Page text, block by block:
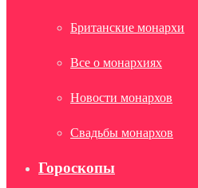
Британские монархи
Все о монархиях
Новости монархов
Свадьбы монархов
Гороскопы